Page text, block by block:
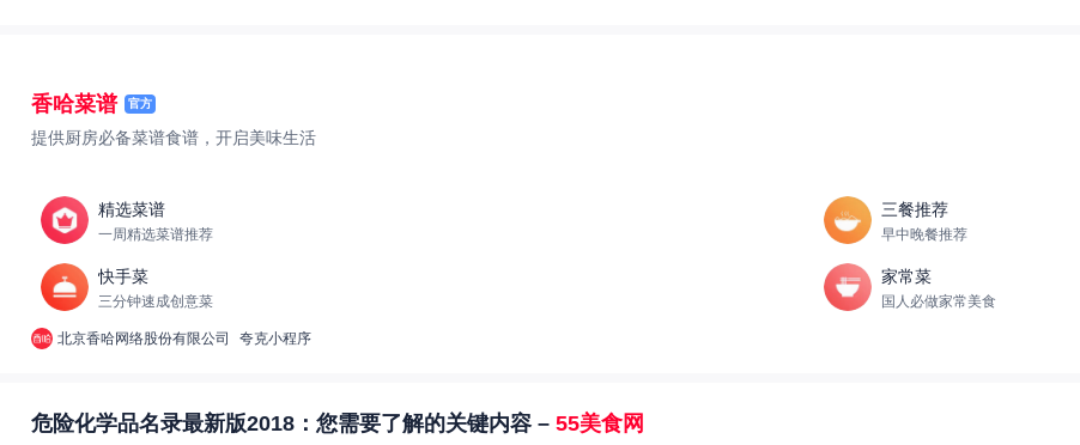
香哈菜谱 官方
提供厨房必备菜谱食谱，开启美味生活
精选菜谱
一周精选菜谱推荐
三餐推荐
早中晚餐推荐
快手菜
三分钟速成创意菜
家常菜
国人必做家常美食
北京香哈网络股份有限公司 夸克小程序
危险化学品名录最新版2018：您需要了解的关键内容 – 55美食网